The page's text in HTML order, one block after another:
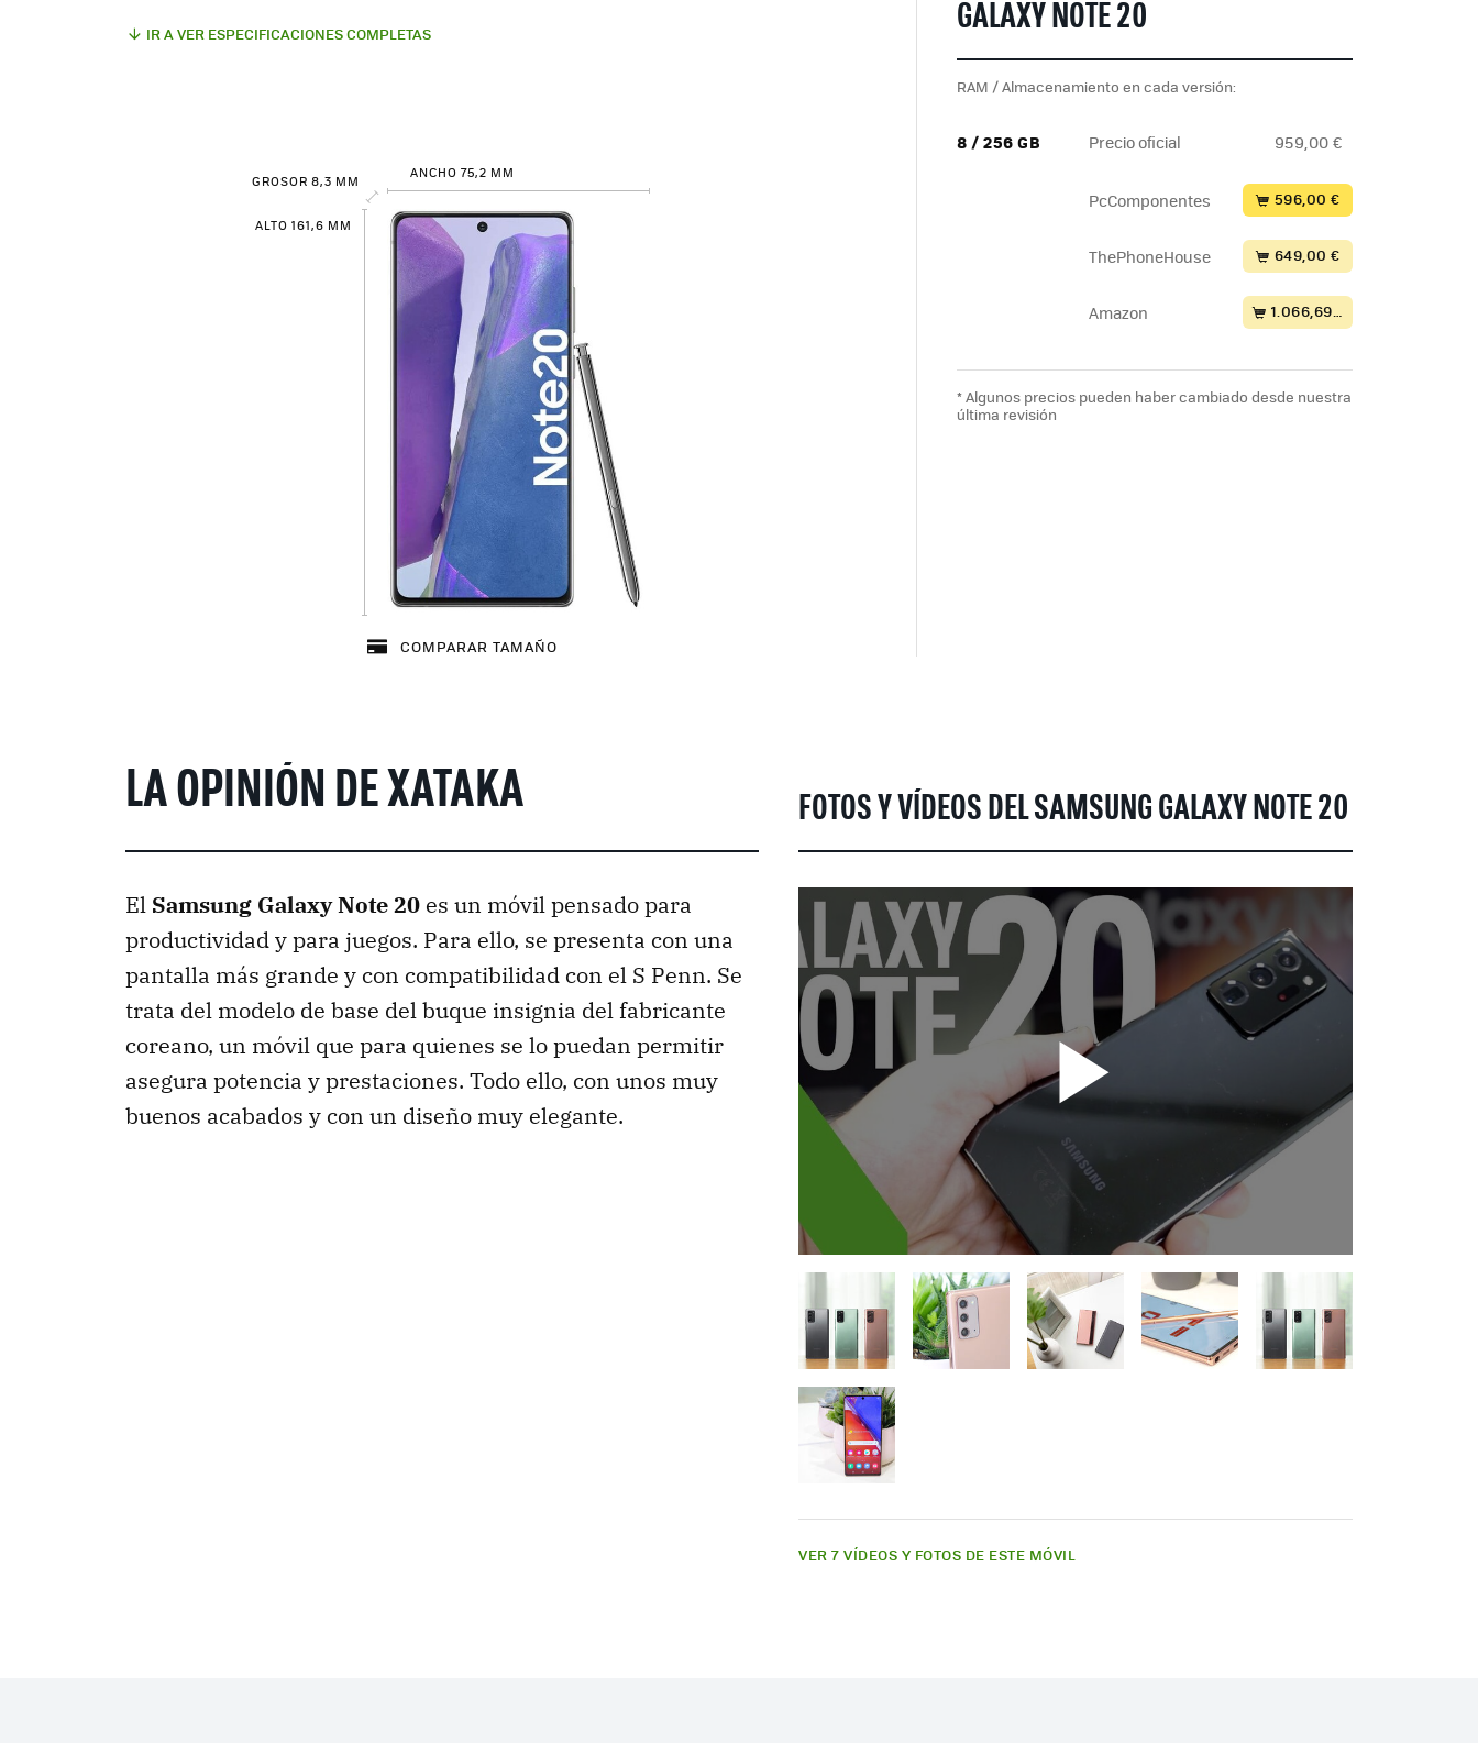
IR A VER ESPECIFICACIONES COMPLETAS
GROSOR 8,3 MM
ANCHO 75,2 MM
ALTO 161,6 MM
COMPARAR TAMAÑO
GALAXY NOTE 20
RAM / Almacenamiento en cada versión:
8 / 256 GB Precio oficial 959,00 €
PcComponentes 596,00 €
ThePhoneHouse 649,00 €
Amazon 1.066,69 €
* Algunos precios pueden haber cambiado desde nuestra
última revisión
LA OPINIÓN DE XATAKA
El Samsung Galaxy Note 20 es un móvil pensado para
productividad y para juegos. Para ello, se presenta con una
pantalla más grande y con compatibilidad con el S Penn. Se
trata del modelo de base del buque insignia del fabricante
coreano, un móvil que para quienes se lo puedan permitir
asegura potencia y prestaciones. Todo ello, con unos muy
buenos acabados y con un diseño muy elegante.
FOTOS Y VÍDEOS DEL SAMSUNG GALAXY NOTE 20
VER 7 VÍDEOS Y FOTOS DE ESTE MÓVIL